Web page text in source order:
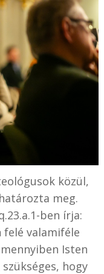
közül,
meg.
ben írja:
felé valamiféle
Isten
hogy